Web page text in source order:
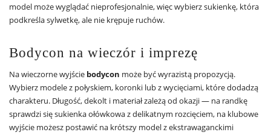
model może wyglądać nieprofesjonalnie, więc wybierz sukienkę, która
podkreśla sylwetkę, ale nie krępuje ruchów.
Bodycon na wieczór i imprezę
Na wieczorne wyjście bodycon może być wyrazistą propozycją.
Wybierz modele z połyskiem, koronki lub z wycięciami, które dodadzą
charakteru. Długość, dekolt i materiał zależą od okazji — na randkę
sprawdzi się sukienka ołówkowa z delikatnym rozcięciem, na klubowe
wyjście możesz postawić na krótszy model z ekstrawaganckimi